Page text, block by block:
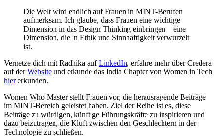
Die Welt wird endlich auf Frauen in MINT-Berufen
aufmerksam. Ich glaube, dass Frauen eine wichtige
Dimension in das Design Thinking einbringen – eine
Dimension, die in Ethik und Sinnhaftigkeit verwurzelt
ist.
Vernetze dich mit Radhika aufLinkedIn, erfahre mehr über Credera
auf derWebsite und erkunde das India Chapter von Women in Tech
hiererkunden.
Women Who Master stellt Frauen vor, die herausragende Beiträge
im MINT-Bereich geleistet haben. Ziel der Reihe ist es, diese
Beiträge zu würdigen, künftige Führungskräfte zu inspirieren und
dazu beizutragen, die Kluft zwischen den Geschlechtern in der
Technologie zu schließen.